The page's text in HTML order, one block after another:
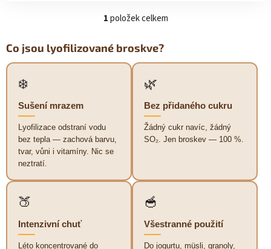
O
l
d
ý
1položek celkem
Co jsou lyofilizované broskve?
❄️
Sušení mrazem
Lyofilizace odstraní vodu
bez tepla — zachová barvu,
tvar, vůni i vitamíny. Nic se
neztratí.
🌿
Bez přidaného cukru
Žádný cukr navíc, žádný
SO₂. Jen broskev — 100 %.
🍑
Intenzivní chuť
Léto koncentrované do
🥣
Všestranné použití
Do jogurtu, müsli, granoly,